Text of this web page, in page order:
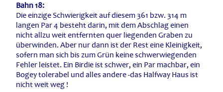
Bahn 18:
Die einzige Schwierigkeit auf diesem 361 bzw. 314 m
langen Par 4 besteht darin, mit dem Abschlag einen
nicht allzu weit entfernten quer liegenden Graben zu
überwinden. Aber nur dann ist der Rest eine Kleinigkeit,
sofern man sich bis zum Grün keine schwerwiegenden
Fehler leistet. Ein Birdie ist schwer, ein Par machbar, ein
Bogey tolerabel und alles andere -das Halfway Haus ist
nicht weit weg !